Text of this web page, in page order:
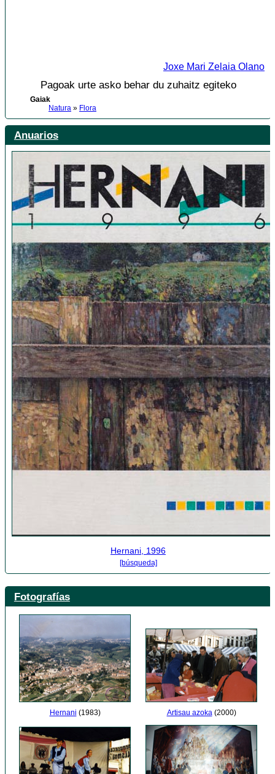
Joxe Mari Zelaia Olano
Pagoak urte asko behar du zuhaitz egiteko
Gaiak
Natura » Flora
Anuarios
Hernani, 1996
[búsqueda]
Fotografías
Hernani (1983) Artisau azoka(2000)